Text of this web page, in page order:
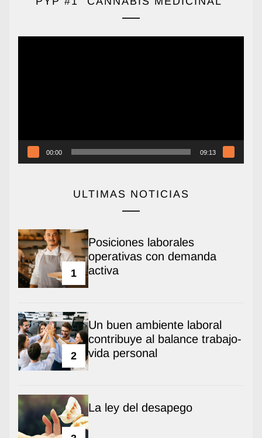
00:00 09:13
ULTIMAS NOTICIAS
1
Posiciones laborales
operativas con demanda
activa
2
Un buen ambiente laboral
contribuye al balance trabajo-
vida personal
La ley del desapego